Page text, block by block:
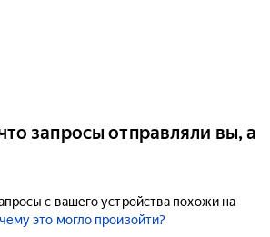
запросы отправляли вы, а
с вашего устройства похожи на
это могло произойти?